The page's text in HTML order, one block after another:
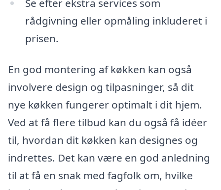
Se efter ekstra services som
rådgivning eller opmåling inkluderet i
prisen.
En god montering af køkken kan også
involvere design og tilpasninger, så dit
nye køkken fungerer optimalt i dit hjem.
Ved at få flere tilbud kan du også få idéer
til, hvordan dit køkken kan designes og
indrettes. Det kan være en god anledning
til at få en snak med fagfolk om, hvilke